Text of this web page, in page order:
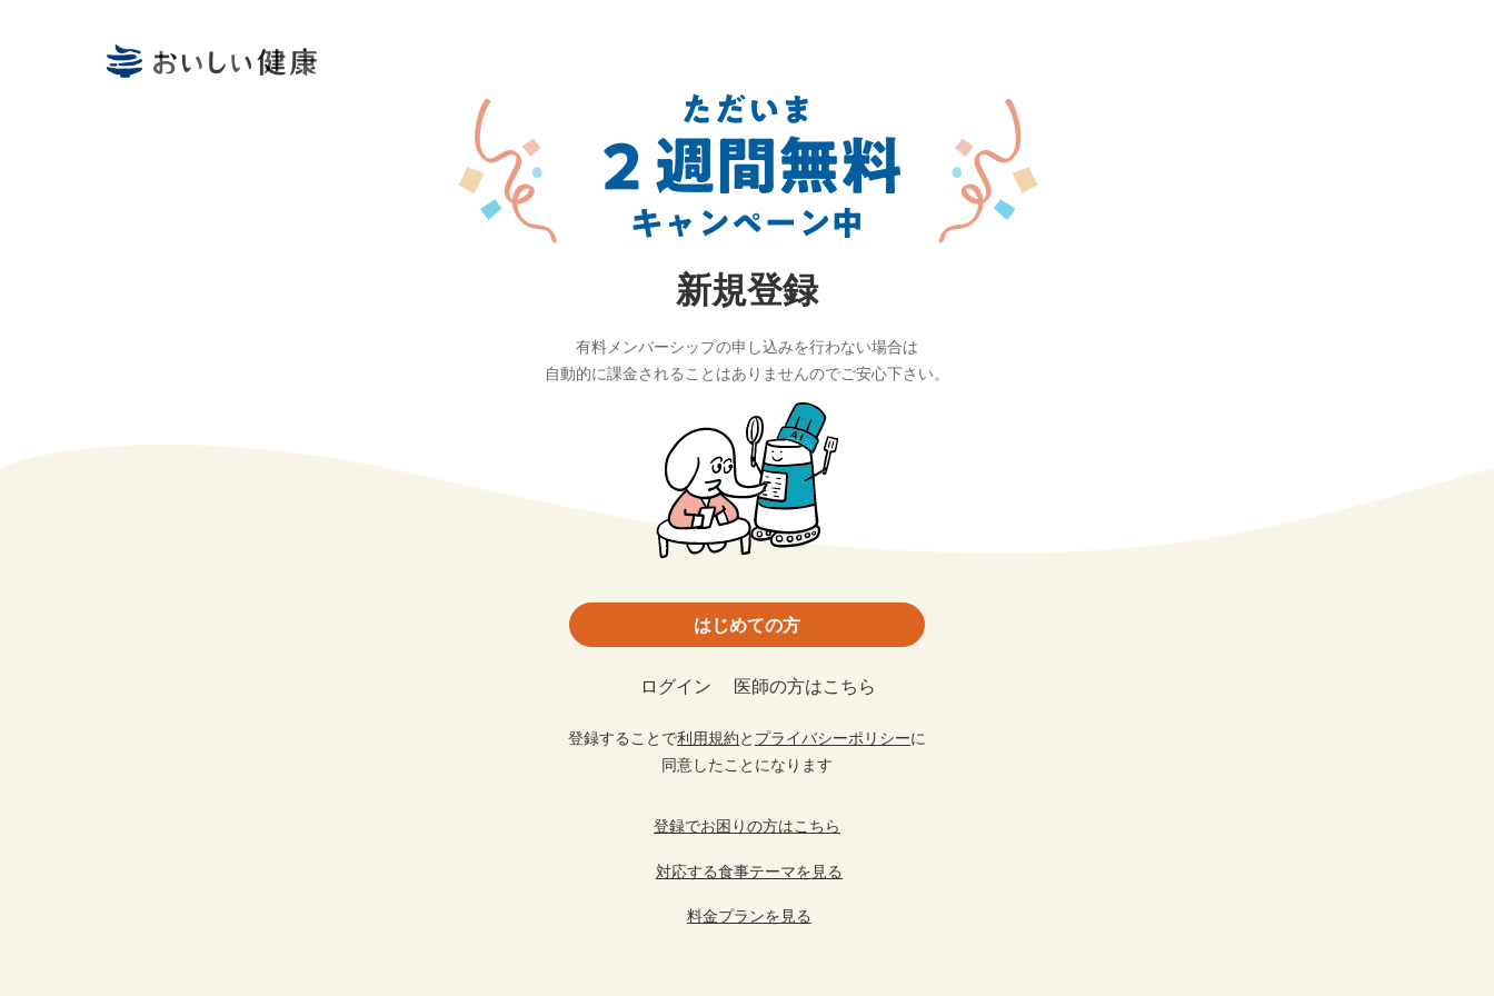
新規登録
有料メンバーシップの申し込みを行わない場合は
自動的に課金されることはありませんのでご安心下さい。
はじめての方
ログイン 医師の方はこちら
登録することで利用規約と プライバシーポリシーに
同意したことになります
登録でお困りの方はこちら
対応する食事テーマを見る
料金プランを見る